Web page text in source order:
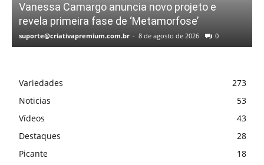
Vanessa Camargo anuncia novo projeto e
revela primeira fase de ‘Metamorfose’
suporte@criativapremium.com.br - 8 de agosto de 2026 0
Variedades
273
Noticias
53
Vídeos
43
Destaques
28
Picante
18